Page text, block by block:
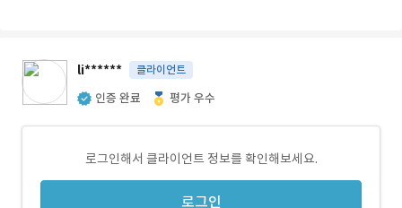
li****** 클라이언트
인증 완료 평가 우수
로그인해서 클라이언트 정보를 확인해보세요.
로그인